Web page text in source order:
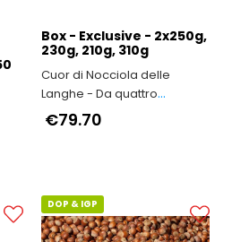
Box - Exclusive - 2x250g,
230g, 210g, 310g
Cuor di Nocciola delle
Langhe - Da quattro
generazioni in Alta Langa
€79.70
DOP & IGP